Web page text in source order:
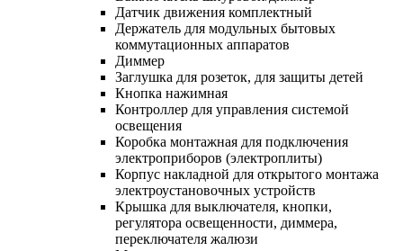
Датчик движения комплектный
Держатель для модульных бытовых
коммутационных аппаратов
Диммер
Заглушка для розеток, для защиты детей
Кнопка нажимная
Контроллер для управления системой
освещения
Коробка монтажная для подключения
электроприборов (электроплиты)
Корпус накладной для открытого монтажа
электроустановочных устройств
Крышка для выключателя, кнопки,
регулятора освещенности, диммера,
переключателя жалюзи